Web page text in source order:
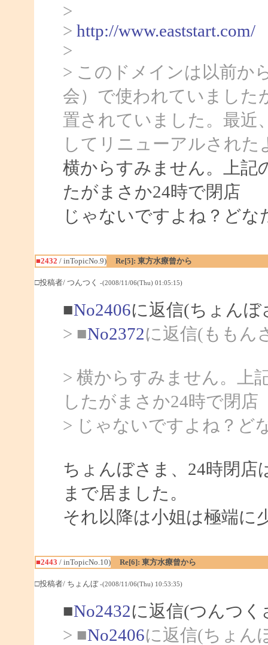
>
> http://www.eaststart.com/
>
> このドメインは以前か
会）で使われていました
置されていました。最近
してリニューアルされた
横からすみません。上
たがまさか24時で閉店
じゃないですよね？ど
■2432 / inTopicNo.9) Re[5]: 東方水療曾から
□投稿者/ つんつく -(2008/11/06(Thu) 01:05:15)
■No2406に返信(ちょんぼ
> ■No2372に返信(ももん
> 横からすみません。上
したがまさか24時で閉店
> じゃないですよね？ど
ちょんぼさま、24時閉店
まで居ました。
それ以降は小姐は極端に
■2443 / inTopicNo.10) Re[6]: 東方水療曾から
□投稿者/ ちょんぼ-(2008/11/06(Thu) 10:53:35)
■No2432に返信(つんつく
> ■No2406に返信(ちょん